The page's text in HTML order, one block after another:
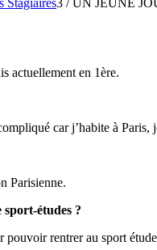
actuellement en 1ère.
car j’habite à
Parisienne.
sport-études ?
rentrer au sport